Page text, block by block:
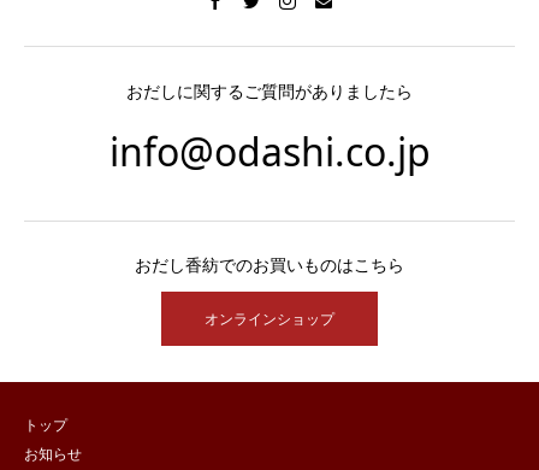
おだしに関するご質問がありましたら
info@odashi.co.jp
おだし香紡でのお買いものはこちら
オンラインショップ
トップ
お知らせ